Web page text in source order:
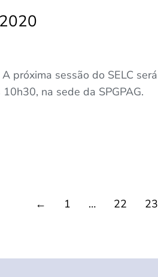
próxima sessão do SELC será
na sede da SPGPAG.
← 1 … 22 23